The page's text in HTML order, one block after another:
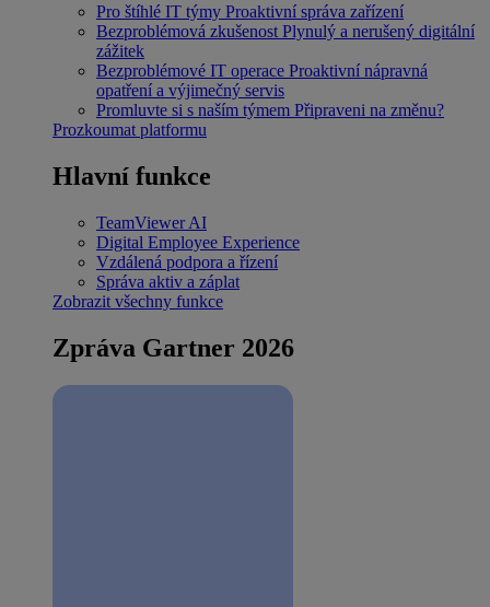
Pro štíhlé IT týmy Proaktivní správa zařízení
Bezproblémová zkušenost Plynulý a nerušený digitální
zážitek
Bezproblémové IT operace Proaktivní nápravná
opatření a výjimečný servis
Promluvte si s naším týmem Připraveni na změnu?
Prozkoumat platformu
Hlavní funkce
TeamViewer AI
Digital Employee Experience
Vzdálená podpora a řízení
Správa aktiv a záplat
Zobrazit všechny funkce
Zpráva Gartner 2026